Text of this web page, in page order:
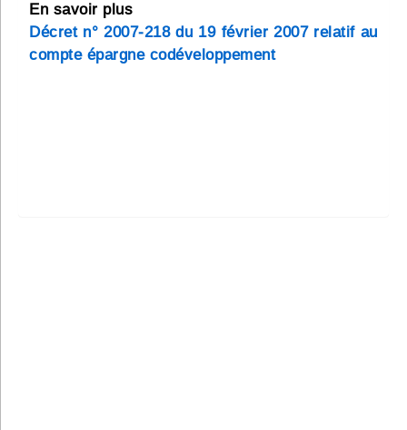
En savoir plus
Décret n° 2007-218 du 19 février 2007 relatif au
compte épargne codéveloppement